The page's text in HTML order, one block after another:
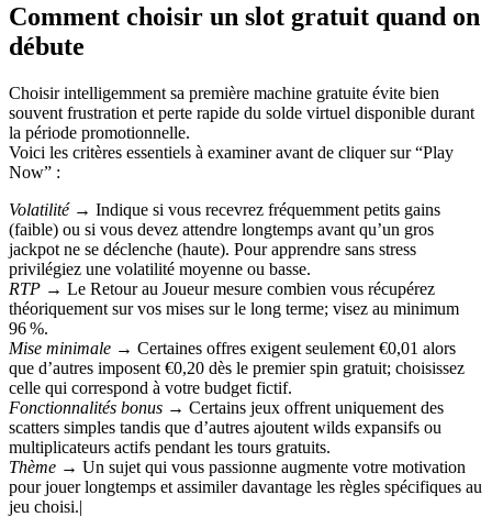
Comment choisir un slot gratuit quand on
débute
Choisir intelligemment sa première machine gratuite évite bien
souvent frustration et perte rapide du solde virtuel disponible durant
la période promotionnelle.
Voici les critères essentiels à examiner avant de cliquer sur “Play
Now” :
Volatilité→ Indique si vous recevrez fréquemment petits gains
(faible) ou si vous devez attendre longtemps avant qu’un gros
jackpot ne se déclenche (haute). Pour apprendre sans stress
privilégiez une volatilité moyenne ou basse.
RTP → Le Retour au Joueur mesure combien vous récupérez
théoriquement sur vos mises sur le long terme; visez au minimum
96 %.
Mise minimale → Certaines offres exigent seulement €0,01 alors
que d’autres imposent €0,20 dès le premier spin gratuit; choisissez
celle qui correspond à votre budget fictif.
Fonctionnalités bonus → Certains jeux offrent uniquement des
scatters simples tandis que d’autres ajoutent wilds expansifs ou
multiplicateurs actifs pendant les tours gratuits.
Thème → Un sujet qui vous passionne augmente votre motivation
pour jouer longtemps et assimiler davantage les règles spécifiques au
jeu choisi.|